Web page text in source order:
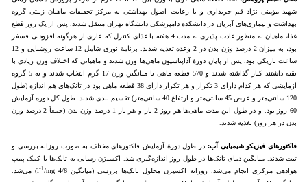
شهید مؤمنی نژاد قم خریداری و با رعایت اصول بهداشتی به مرکز تحقیقات ماهیان زینتی گروه
بهداشت و بیماری‌های آبزیان در دانشکده دامپزشکی دانشگاه تهران منتقل شدند. پس از یک روز قطع
غذا، ماهیان به ‌منظور عادت‌ پذیری به مدت 4 هفته با غذای کنترل که عاری از هرگونه افزودنی فسفر
بود، به میزان 2 درصد وزن بدن در 2 وعده تغذیه شدند. برنامۀ نوری شامل 12 ساعت روشنایی و 12
ساعت تاریکی بود. پس از پایان دورۀ آداپتاسیون ماهی‌ها وزن شدند و ماهیانی که اختلاف وزن زیادی با
بقیه داشتند کنار گذاشته شدند و 570 قطعه ماهی با میانگین وزن 17 گرم انتخاب شدند و به 5 گروه
آزمایشی که هر کدام دارای 3 تکرار و هر تکرار دارای 38 قطعه ماهی بود در تانک‌های هم اندازه (طول
120 سانتی‌متر و عرض 45 سانتی‌متر و ارتفاع 40 سانتی‌متر) تقسیم بندی شدند. طول کل دوره آزمایش
60 روز بود. و در طول این مدت ماهی‌ها هر روز 2 بار و هر بار 1 درصد وزن بدن (جمعاً 2 درصد وزن
بدن در هر روز) تغذیه شدند.
فاکتورهای فیزیکو شیمیایی آب: در طول دورۀ آزمایش فاکتورهای مختلف به صورت روزانه بررسی و
ثبت شدند. میانگین دمای تانک‌ها در طول روز اندازه‌گیری ‌شد. اکسیژن ‌رسانی به تانک‌ها با کمک پمپ
هوادهی مرکزی انجام می‌شد. روزانه اکسیژن محلول تانک‌ها بررسی (میانگین l
-1 /mg 4/6) می‌شد.